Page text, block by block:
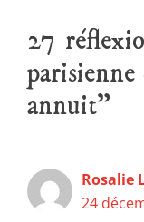
27
annuit”
Rosalie
24